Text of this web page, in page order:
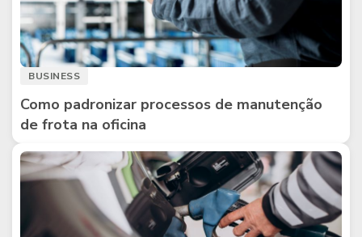
BUSINESS
Como padronizar processos de manutenção
de frota na oficina